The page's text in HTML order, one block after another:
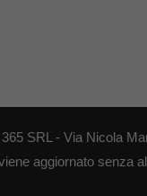
SRL - Via Nicola
aggiornato senza